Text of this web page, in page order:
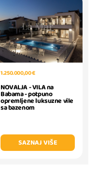
1.250.000,00 €
NOVALJA - VILA na
Babama - potpuno
opremljene luksuzne vile
sa bazenom
SAZNAJ VIŠE